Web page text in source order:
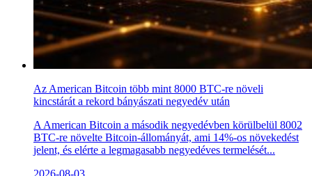
Az American Bitcoin több mint 8000 BTC-re növeli
kincstárát a rekord bányászati negyedév után
A American Bitcoin a második negyedévben körülbelül 8002
BTC-re növelte Bitcoin-állományát, ami 14%-os növekedést
jelent, és elérte a legmagasabb negyedéves termelését...